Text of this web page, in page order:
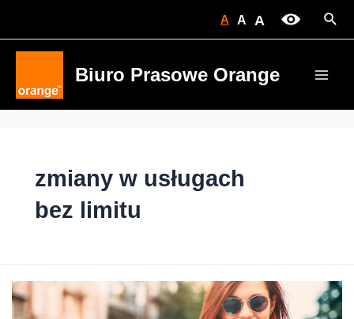
A A A
Biuro Prasowe Orange
zmiany w usługach
bez limitu